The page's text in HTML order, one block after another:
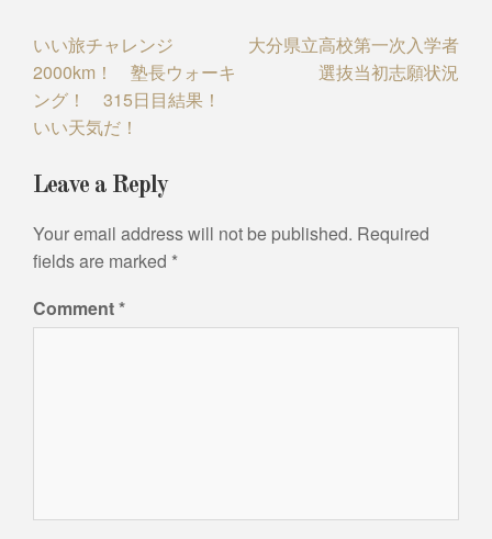
Post
navigation
いい旅チャレンジ
2000km！ 塾長ウォーキ
ング！ 315日目結果！
いい天気だ！
大分県立高校第一次入学者
選抜当初志願状況
Leave a Reply
Your email address will not be published. Required
fields are marked *
Comment*